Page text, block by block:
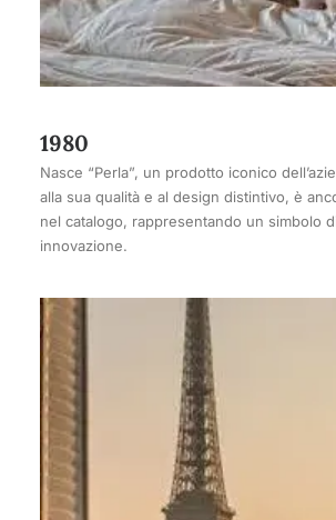
1980
Nasce “Perla”, un prodotto iconico
alla sua qualità e al design distintivo, è
nel catalogo, rappresentando un simbolo
innovazione.